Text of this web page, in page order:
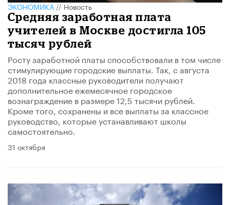
ЭКОНОМИКА//Новость
Средняя заработная плата
учителей в Москве достигла 105
тысяч рублей
Росту заработной платы способствовали в том числе
стимулирующие городские выплаты. Так, с августа
2018 года классные руководители получают
дополнительное ежемесячное городское
вознаграждение в размере 12,5 тысячи рублей.
Кроме того, сохранены и все выплаты за классное
руководство, которые устанавливают школы
самостоятельно.
31 октября